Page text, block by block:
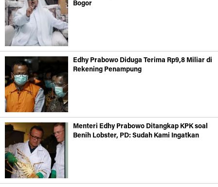
Bogor
Edhy Prabowo Diduga Terima Rp9,8 Miliar di
Rekening Penampung
Menteri Edhy Prabowo Ditangkap KPK soal
Benih Lobster, PD: Sudah Kami Ingatkan